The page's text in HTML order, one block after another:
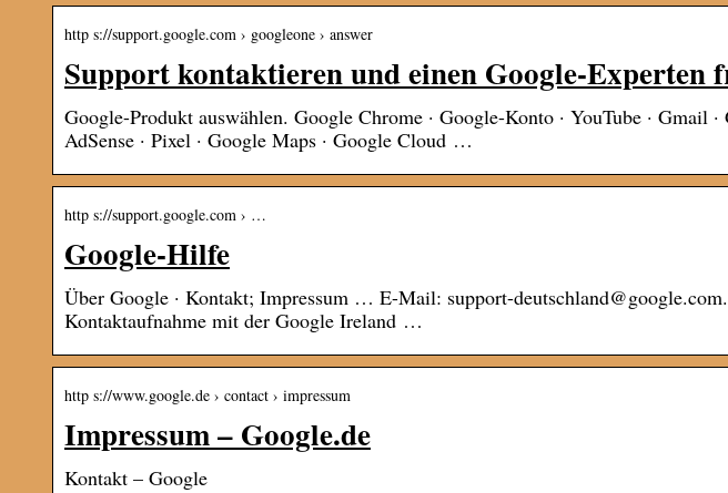
http s://support.google.com › googleone › answer
Support kontaktieren und einen Google-Experten
Google-Produkt auswählen. Google Chrome · Google-Konto · YouTube · Gmail
AdSense · Pixel · Google Maps · Google Cloud …
http s://support.google.com › …
Google-Hilfe
Über Google · Kontakt; Impressum … E-Mail: support-
Kontaktaufnahme mit der Google Ireland …
http s://www.google.de › contact › impressum
Impressum – Google.de
Kontakt – Google